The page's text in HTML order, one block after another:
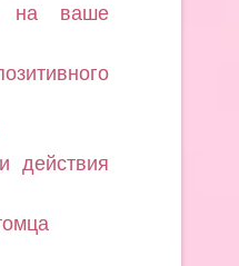
на ваше
действия